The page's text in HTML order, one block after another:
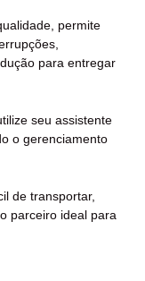
permite
para entregar
seu assistente
o gerenciamento
de transportar,
parceiro ideal para